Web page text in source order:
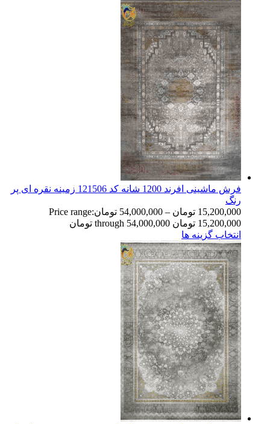
فرش ماشینی افرند 1200 شانه کد 121506 زمینه نقره ای پر
رنگ
15,200,000 تومان –
54,000,000 تومانPrice range:
15,200,000 تومان through 54,000,000 تومان
انتخاب گزینه ها